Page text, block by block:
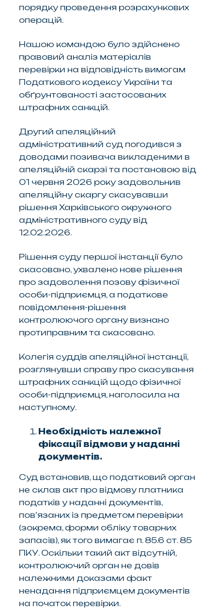
порядку проведення розрахункових
операцій.
Нашою командою було здійснено
правовий аналіз матеріалів
перевірки на відповідність вимогам
Податкового кодексу України та
обґрунтованості застосованих
штрафних санкцій.
Другий апеляційний
адміністративний суд погодився з
доводами позивача викладеними в
апеляційній скарзі та постановою від
01 червня 2026 року задовольнив
апеляційну скаргу скасувавши
рішення Харківського окружного
адміністративного суду від
12.02.2026.
Рішення суду першої інстанції було
скасовано, ухвалено нове рішення
про задоволення позову фізичної
особи-підприємця, а податкове
повідомлення-рішення
контролюючого органу визнано
протиправним та скасовано.
Колегія суддів апеляційної інстанції,
розглянувши справу про скасування
штрафних санкцій щодо фізичної
особи-підприємця, наголосила на
наступному.
Необхідність належної
фіксації відмови у наданні
документів.
Суд встановив, що податковий орган
не склав акт про відмову платника
податків у наданні документів,
пов’язаних із предметом перевірки
(зокрема, форми обліку товарних
запасів), як того вимагає п. 85.6 ст. 85
ПКУ. Оскільки такий акт відсутній,
контролюючий орган не довів
належними доказами факт
ненадання підприємцем документів
на початок перевірки.